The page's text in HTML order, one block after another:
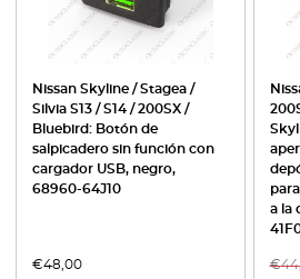
Nissan Skyline / Stagea /
Silvia S13 / S14 / 200SX /
Bluebird: Botón de
salpicadero sin función con
cargador USB, negro,
68960-64J10
€48,00
a la
€